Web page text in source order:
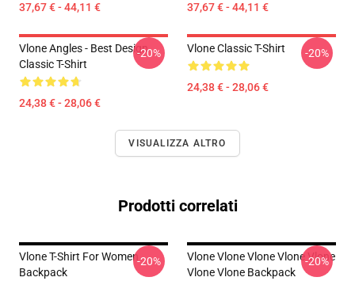
37,67 € - 44,11 € 37,67 € - 44,11 €
Vlone Angles - Best Design
Classic T-Shirt
24,38 € - 28,06 €
-20% Vlone Classic T-Shirt
24,38 € - 28,06 €
-20%
VISUALIZZA ALTRO
Prodotti correlati
Vlone T-Shirt For Women
Backpack
-20%
Vlone Vlone Vlone Vlone Vlone
Vlone Vlone Backpack
-20%